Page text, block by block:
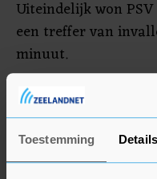
Toestemming Details
Uiteindelijk won
een treffer van
minuut.